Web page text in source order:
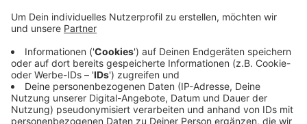
Kleinkind schwer verletzt
Anzeige
Ein Mann hatte auf einem Privatgrundstück mit einem
Quad angehalten. Ein 8-jähriges Mädchen wollte
anscheinend bei laufendem Motor aufsteigen und griff